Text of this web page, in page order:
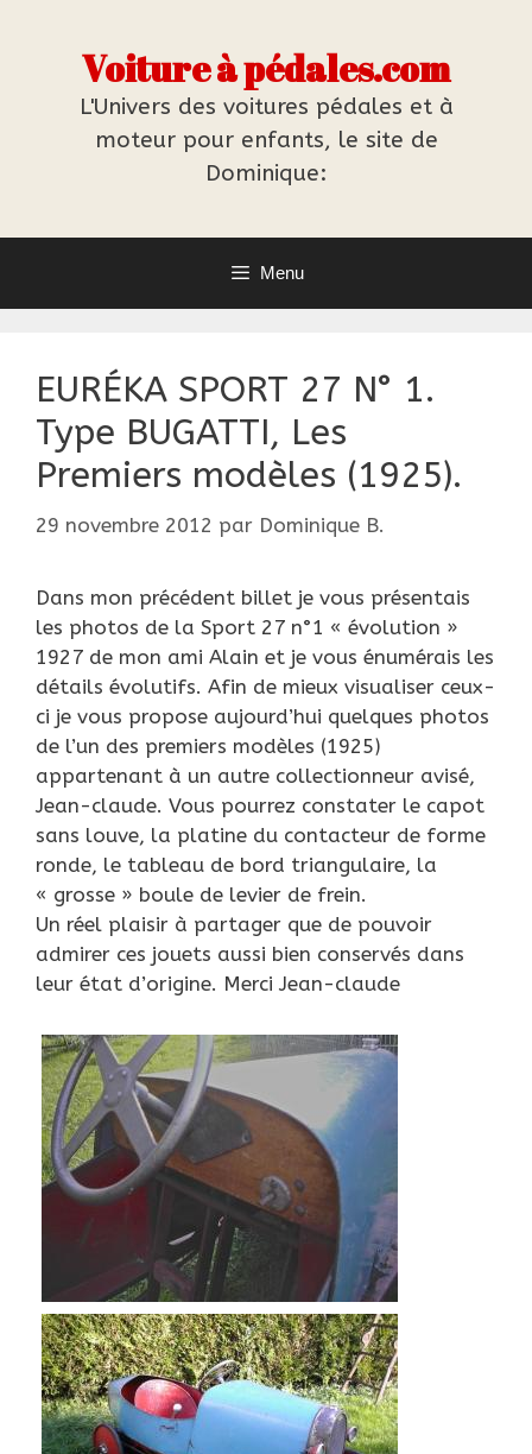
Voiture à pédales.com
L'Univers des voitures pédales et à
moteur pour enfants, le site de
Dominique:
Menu
EURÉKA SPORT 27 N° 1.
Type BUGATTI, Les
Premiers modèles (1925).
29 novembre 2012 par Dominique B.
Dans mon précédent billet je vous présentais
les photos de la Sport 27 n°1 « évolution »
1927 de mon ami Alain et je vous énumérais les
détails évolutifs. Afin de mieux visualiser ceux-
ci je vous propose aujourd’hui quelques photos
de l’un des premiers modèles (1925)
appartenant à un autre collectionneur avisé,
Jean-claude. Vous pourrez constater le capot
sans louve, la platine du contacteur de forme
ronde, le tableau de bord triangulaire, la
« grosse » boule de levier de frein.
Un réel plaisir à partager que de pouvoir
admirer ces jouets aussi bien conservés dans
leur état d’origine. Merci Jean-claude